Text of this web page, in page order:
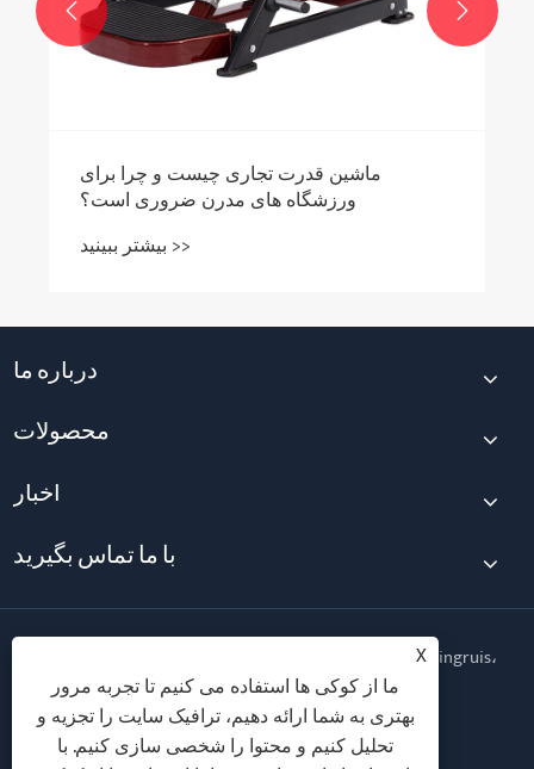
 
درباره ما
محصولات
اخبار
با ما تماس بگیرید
Follow Us
X
ما از کوکی ها استفاده می کنیم تا تجربه مرور
بهتری به شما ارائه دهیم، ترافیک سایت را تجزیه و
تحلیل کنیم و محتوا را شخصی سازی کنیم. با